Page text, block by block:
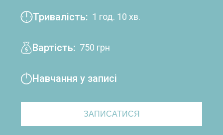
Тривалість: 1 год. 10 хв.
Вартість: 750 грн
Навчання у записі
ЗАПИСАТИСЯ